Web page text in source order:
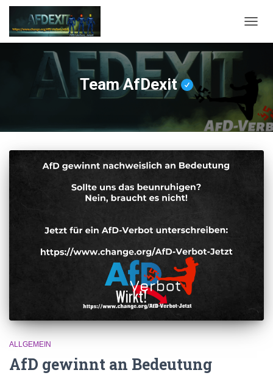
Team AfDexit
ALLGEMEIN
AfD gewinnt an Bedeutung